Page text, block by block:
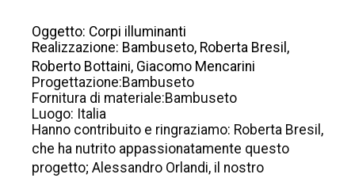
Oggetto: Corpi illuminanti
Realizzazione: Bambuseto, Roberta Bresil,
Roberto Bottaini, Giacomo Mencarini
Progettazione:Bambuseto
Fornitura di materiale:Bambuseto
Luogo: Italia
Hanno contribuito e ringraziamo: Roberta Bresil,
che ha nutrito appassionatamente questo
progetto; Alessandro Orlandi, il nostro